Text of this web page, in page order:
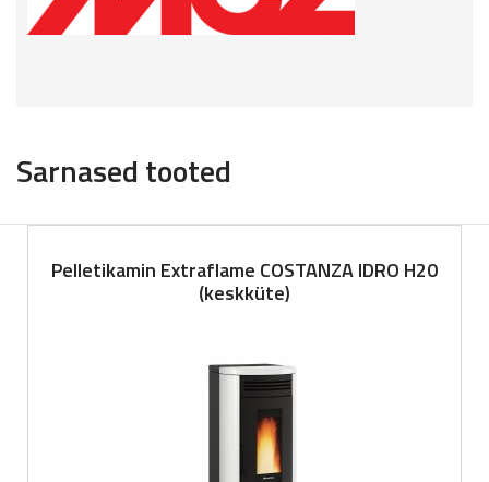
Sarnased tooted
Pelletikamin Extraflame COSTANZA IDRO H20
(keskküte)